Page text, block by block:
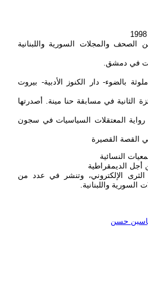
والمجلات السورية واللبنانية
في دمشق.
بالضوء- دار الكنوز الأدبية- بيروت
الثانية في مسابقة حنا مينة. أصدرتها
رواية المعتقلات السياسيات في سجون
النسائية
الديمقراطية
الإلكتروني، وتنشر في عدد من
السورية واللبنانية.
ياسين حسن